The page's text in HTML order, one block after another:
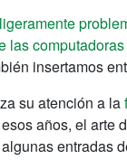
las
insertamos
su atención a la
años, el arte
entradas